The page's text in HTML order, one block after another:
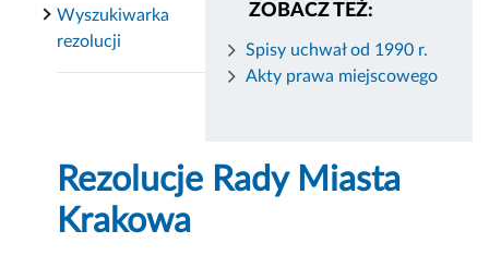
ZOBACZ TEŻ:
Spisy uchwał od 1990 r.
Akty prawa miejscowego
Wyszukiwarka
rezolucji
Rezolucje Rady Miasta
Krakowa